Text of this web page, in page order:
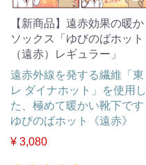
【新商品】遠赤効果の暖か
ソックス「ゆびのばホット
（遠赤）レギュラー」
遠赤外線を発する繊維「東
レ ダイナホット」を使用し
た、極めて暖かい靴下です
ゆびのばホット《遠赤》
¥ 3,080